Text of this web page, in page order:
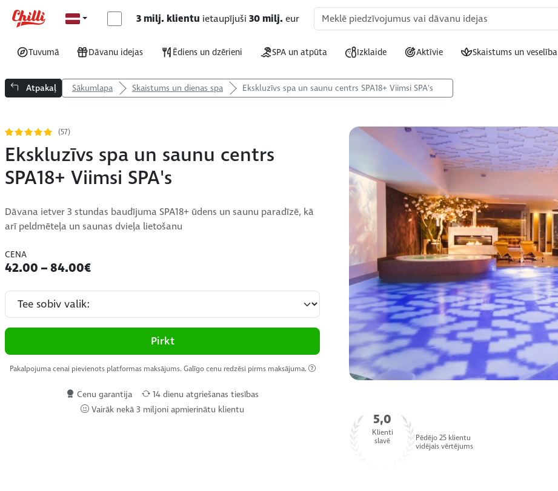
3 milj. klientu ietaupījuši 30 milj. eur
Tuvumā Dāvanu idejas Ēdiens un dzērieni SPA un atpūta Izklaide Aktīvie Skaistums un veselība
Atpakaļ Sākumlapa Skaistums un dienas spa Ekskluzīvs spa un saunu centrs SPA18+ Viimsi SPA's
(57)
Ekskluzīvs spa un saunu centrs
SPA18+ Viimsi SPA's
Dāvana ietver 3 stundas baudījuma SPA18+ ūdens un saunu paradīzē, kā
arī peldmēteļa un saunas dvieļa lietošanu
CENA
42.00 – 84.00€
Pirkt
Pakalpojuma cenai pievienots platformas maksājums. Galīgo cenu redzēsi pirms maksājuma.
Cenu garantija
14 dienu atgriešanas tiesības
Vairāk nekā 3 miljoni apmierinātu klientu
5,0
Klienti
slavē
Pēdējo 25 klientu
vidējais vērtējums